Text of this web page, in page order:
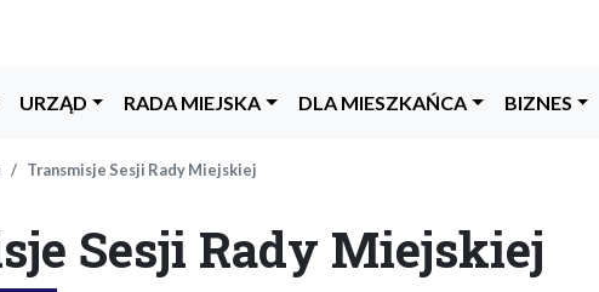
URZĄD RADA MIEJSKA DLA MIESZKAŃCA BIZNES
Transmisje Sesji Rady Miejskiej
Sesji Rady Miejskiej